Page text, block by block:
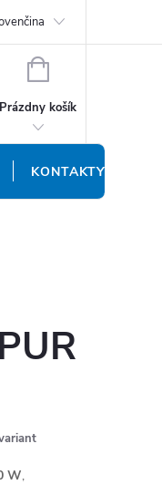
A PLATBA
NÁKUPNÝ
Prázdny košík
KONTAKTY
W,